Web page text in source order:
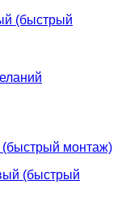
(быстрый монтаж)